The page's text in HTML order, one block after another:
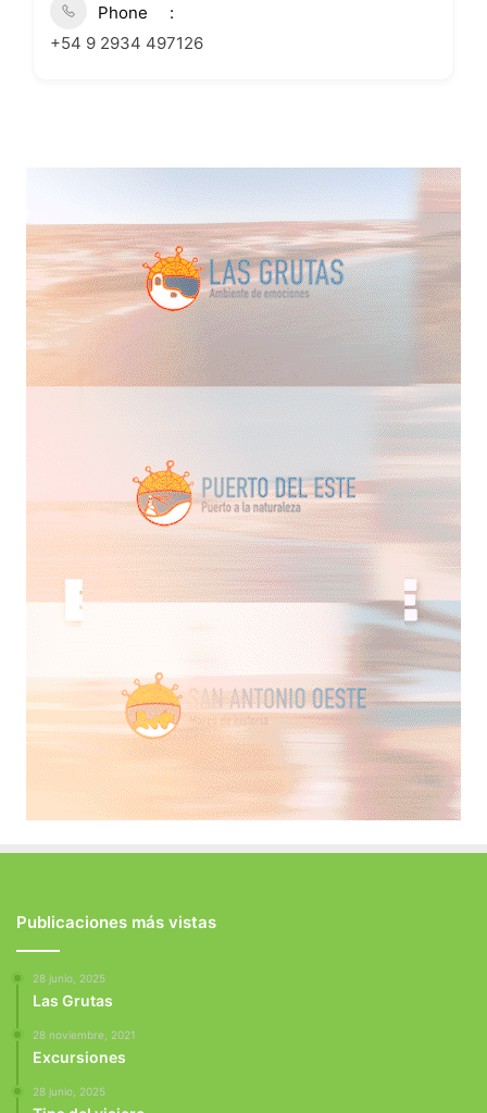
Phone
+54 9 2934 497126
Publicaciones más vistas
28 junio, 2025
Las Grutas
28 noviembre, 2021
Excursiones
28 junio, 2025